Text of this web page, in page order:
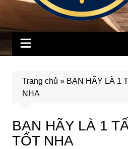
Trang chủ » BẠN HÃY LÀ 1
NHA
BẠN HÃY LÀ 1
TỐT NHA